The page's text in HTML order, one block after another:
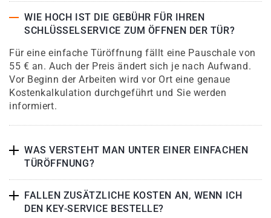
WIE HOCH IST DIE GEBÜHR FÜR IHREN
SCHLÜSSELSERVICE ZUM ÖFFNEN DER TÜR?
Für eine einfache Türöffnung fällt eine Pauschale von
55 € an. Auch der Preis ändert sich je nach Aufwand.
Vor Beginn der Arbeiten wird vor Ort eine genaue
Kostenkalkulation durchgeführt und Sie werden
informiert.
WAS VERSTEHT MAN UNTER EINER EINFACHEN
TÜRÖFFNUNG?
FALLEN ZUSÄTZLICHE KOSTEN AN, WENN ICH
DEN KEY-SERVICE BESTELLE?